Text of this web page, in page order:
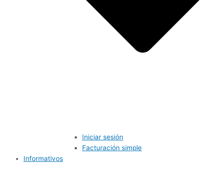
Iniciar sesión
Facturación simple
Informativos